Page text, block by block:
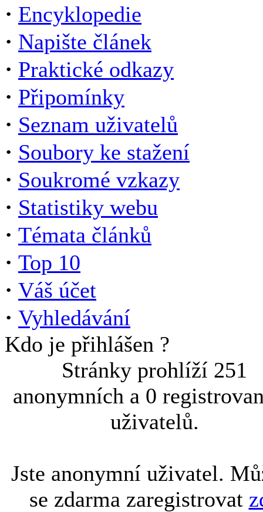
· Encyklopedie
· Napište článek
· Praktické odkazy
· Připomínky
· Seznam uživatelů
· Soubory ke stažení
· Soukromé vzkazy
· Statistiky webu
· Témata článků
· Top 10
· Váš účet
· Vyhledávání
Kdo je přihlášen ?
Stránky prohlíží 251
anonymních a 0
uživatelů.
Jste anonymní uživatel.
se zdarma zaregistrovat